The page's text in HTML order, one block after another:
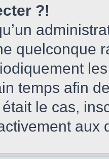
?!
quelconque
temps afin
le cas,
aux